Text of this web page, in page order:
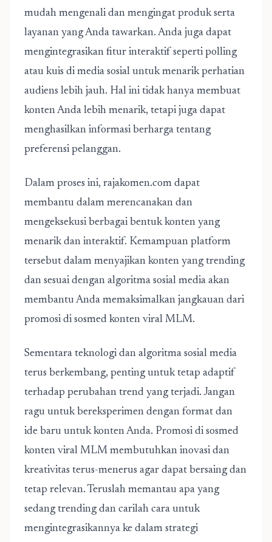
mudah mengenali dan mengingat produk serta
layanan yang Anda tawarkan. Anda juga dapat
mengintegrasikan fitur interaktif seperti polling
atau kuis di media sosial untuk menarik perhatian
audiens lebih jauh. Hal ini tidak hanya membuat
konten Anda lebih menarik, tetapi juga dapat
menghasilkan informasi berharga tentang
preferensi pelanggan.
Dalam proses ini, rajakomen.com dapat
membantu dalam merencanakan dan
mengeksekusi berbagai bentuk konten yang
menarik dan interaktif. Kemampuan platform
tersebut dalam menyajikan konten yang trending
dan sesuai dengan algoritma sosial media akan
membantu Anda memaksimalkan jangkauan dari
promosi di sosmed konten viral MLM.
Sementara teknologi dan algoritma sosial media
terus berkembang, penting untuk tetap adaptif
terhadap perubahan trend yang terjadi. Jangan
ragu untuk bereksperimen dengan format dan
ide baru untuk konten Anda. Promosi di sosmed
konten viral MLM membutuhkan inovasi dan
kreativitas terus-menerus agar dapat bersaing dan
tetap relevan. Teruslah memantau apa yang
sedang trending dan carilah cara untuk
mengintegrasikannya ke dalam strategi